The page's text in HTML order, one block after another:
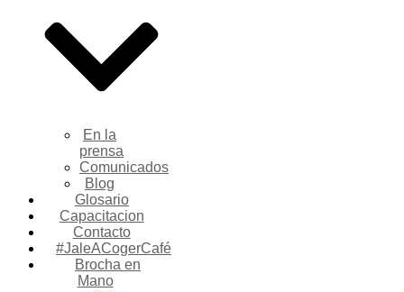
En la
prensa
Comunicados
Blog
Glosario
Capacitacion
Contacto
#JaleACogerCafé
Brocha en
Mano